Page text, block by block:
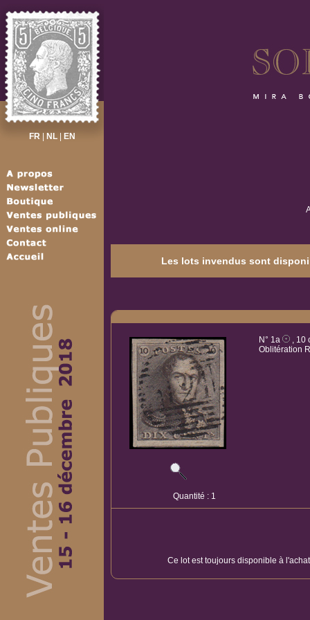
FR| NL| EN
Les lots invendus sont
N° 1a
, 10
Oblitération
Quantité : 1
Ce lot est toujours disponible à